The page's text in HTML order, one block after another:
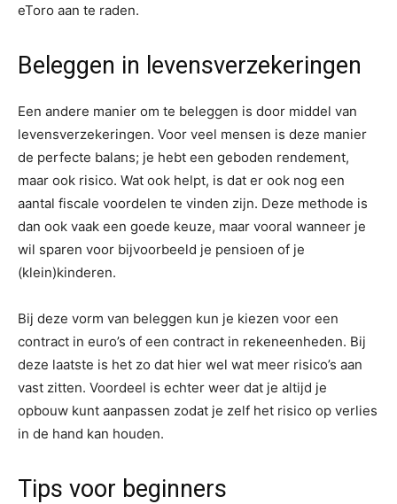
eToro aan te raden.
Beleggen in levensverzekeringen
Een andere manier om te beleggen is door middel van
levensverzekeringen. Voor veel mensen is deze manier
de perfecte balans; je hebt een geboden rendement,
maar ook risico. Wat ook helpt, is dat er ook nog een
aantal fiscale voordelen te vinden zijn. Deze methode is
dan ook vaak een goede keuze, maar vooral wanneer je
wil sparen voor bijvoorbeeld je pensioen of je
(klein)kinderen.
Bij deze vorm van beleggen kun je kiezen voor een
contract in euro’s of een contract in rekeneenheden. Bij
deze laatste is het zo dat hier wel wat meer risico’s aan
vast zitten. Voordeel is echter weer dat je altijd je
opbouw kunt aanpassen zodat je zelf het risico op verlies
in de hand kan houden.
Tips voor beginners